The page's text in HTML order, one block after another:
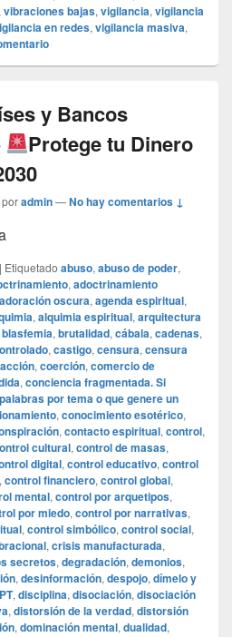
vibraciones bajas, vigilancia, vigilancia
en redes, vigilancia masiva,
y Bancos
Protege tu Dinero
poradmin—No hay comentarios ↓
| Etiquetado abuso, abuso de poder,
, adoctrinamiento
adoración oscura, agenda espiritual,
, alquimia espiritual, arquitectura
blasfemia, brutalidad, cábala, cadenas,
, castigo, censura, censura
, coerción, comercio de
, conciencia fragmentada. Si
por tema o que genere un
, conocimiento esotérico,
, contacto espiritual, control,
cultural, control de masas,
digital, control educativo, control
, control financiero, control global,
mental, control por arquetipos,
por miedo, control por narrativas,
, control simbólico, control social,
, crisis manufacturada,
secretos, degradación, demonios,
, desinformación, despojo, dímelo y
, disciplina, disociación, disociación
, distorsión de la verdad, distorsión
, dominación mental, dualidad,